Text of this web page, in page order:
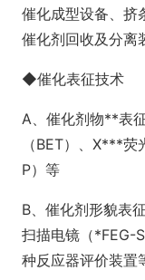
催化成型设备、挤
催化剂回收及分离
◆催化表征技术
A、催化剂物**表
（BET）、X***
P）等
B、催化剂形貌表
扫描电镜（*FEG-
种反应器评价装置